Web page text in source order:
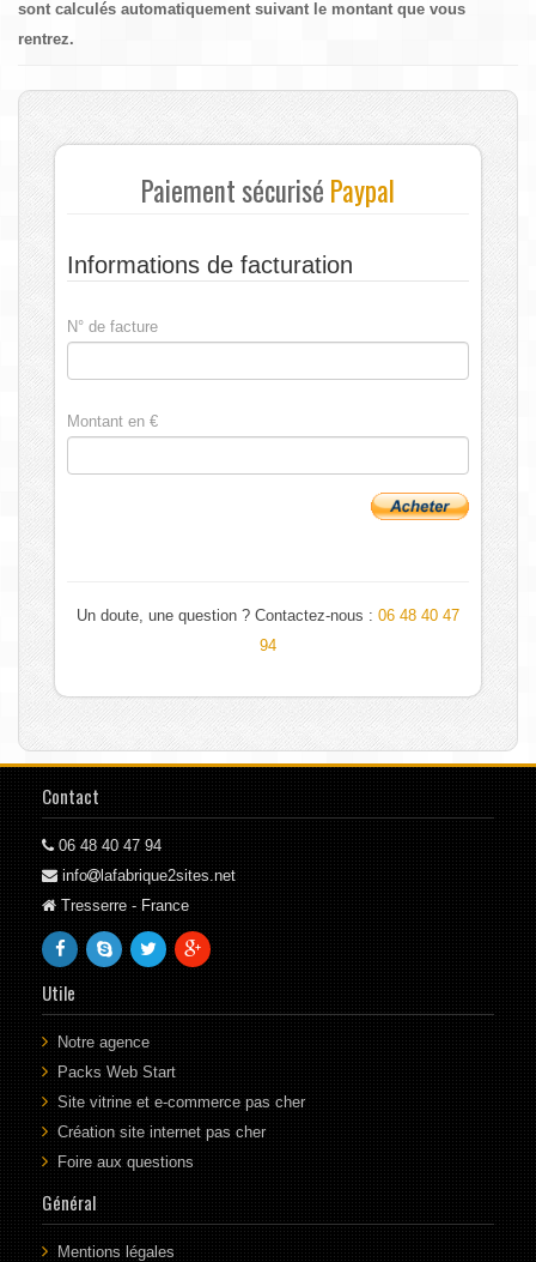
sont calculés automatiquement suivant le montant que vous
rentrez.
Paiement sécurisé Paypal
Informations de facturation
N° de facture
Montant en €
Un doute, une question ? Contactez-nous : 06 48 40 47
94
Contact
06 48 40 47 94
info
lafabrique2sites.net
Tresserre - France
Utile
Notre agence
Packs Web Start
Site vitrine et e-commerce pas cher
Création site internet pas cher
Foire aux questions
Général
Mentions légales